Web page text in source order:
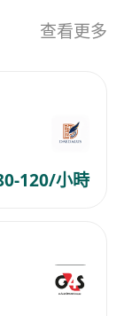
準確無誤
貨物（含紙
登記與庫存
且具同理心
訴，必要時
查看更多
120/小時